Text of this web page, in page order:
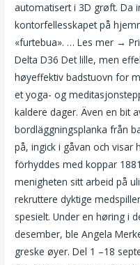
automatisert i 3D grøft. Da
kontorfellesskapet på
«furtebua». … Les mer →
Delta D36 Det lille, men
høyeffektiv badstuovn for
et yoga- og
kaldere dager. Även en bit
bordläggningsplanka från
på, ingick i gåvan och visar
förhyddes med koppar
menigheten sitt arbeid på
rekruttere dyktige
spesielt. Under en høring i
desember, ble Angela
greske øyer. Del 1 –18